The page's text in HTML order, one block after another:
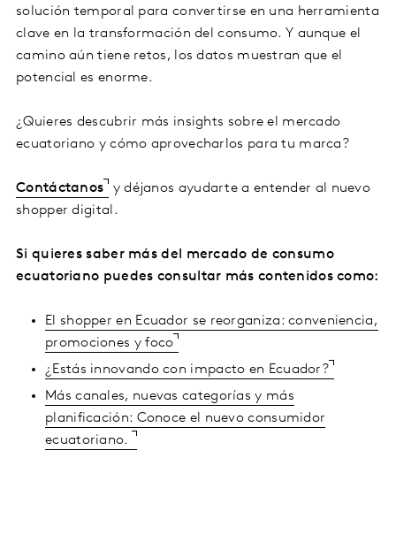
solución temporal para convertirse en una herramienta
clave en la transformación del consumo. Y aunque el
camino aún tiene retos, los datos muestran que el
potencial es enorme.
¿Quieres descubrir más insights sobre el mercado
ecuatoriano y cómo aprovecharlos para tu marca?
Contáctanos
y déjanos ayudarte a entender al nuevo
shopper digital.
Si quieres saber más del mercado de consumo
ecuatoriano puedes consultar más contenidos como:
El shopper en Ecuador se reorganiza: conveniencia,
promociones y foco
¿Estás innovando con impacto en Ecuador?
Más canales, nuevas categorías y más
planificación: Conoce el nuevo consumidor
ecuatoriano.